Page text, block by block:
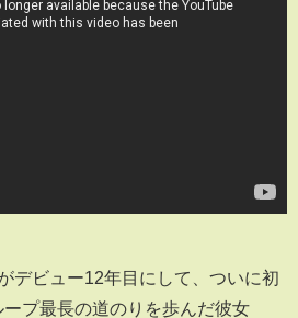
デビュー12年目にして、ついに初
プ最長の道のりを歩んだ彼女